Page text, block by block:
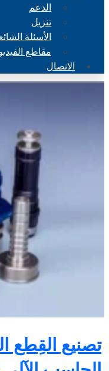
الدعم
تنزيل
الأسئلة
مقاطع
الاتصال
تصنيع القِطع